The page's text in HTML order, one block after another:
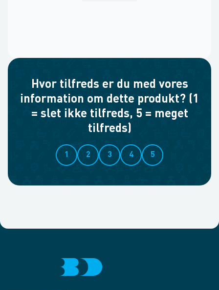
Hvor tilfreds er du med vores
information om dette produkt? (1
= slet ikke tilfreds, 5 = meget
tilfreds)
1 2 3 4 5